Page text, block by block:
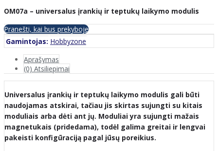
OM07a – universalus įrankių ir teptukų laikymo modulis
Pranešti, kai bus prekyboje
Gamintojas: Hobbyzone
Aprašymas
(0) Atsiliepimai
Universalus įrankių ir teptukų laikymo modulis gali būti
naudojamas atskirai, tačiau jis skirtas sujungti su kitais
moduliais arba dėti ant jų. Moduliai yra sujungti mažais
magnetukais (pridedama), todėl galima greitai ir lengvai
pakeisti konfigūraciją pagal jūsų poreikius.